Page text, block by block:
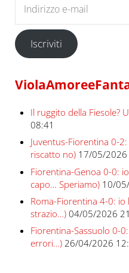
Iscriviti
Il ruggito della Fiesole?
08:41
Juventus-Fiorentina 0-
riscatto no) 17/05/2026
Fiorentina-Genoa 0-0:
capo… Speriamo) 10/
Roma-Fiorentina 4-0: io
strazio…) 04/05/2026
Fiorentina-Sassuolo 0-
errori…) 26/04/2026